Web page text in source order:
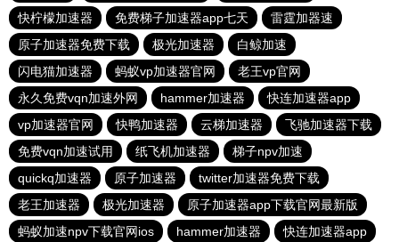
快柠檬加速器
免费梯子加速器app七天
雷霆加器速
原子加速器免费下载
极光加速器
白鲸加速
闪电猫加速器
蚂蚁vp加速器官网
老王vp官网
永久免费vqn加速外网
hammer加速器
快连加速器app
vp加速器官网
快鸭加速器 云梯加速器
飞驰加速器下载
免费vqn加速试用
纸飞机加速器
梯子npv加速
quickq加速器
原子加速器
twitter加速器免费下载
老王加速器
极光加速器
原子加速器app下载官网最新版
蚂蚁加速npv下载官网ios
hammer加速器 快连加速器app